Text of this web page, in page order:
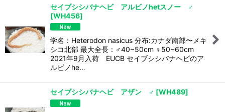
セイブシシバナヘビ アルビノhetスノー ♂
[WH456]
学名：Heterodon nasicus 分布:カナダ南部〜メキ
シコ北部 最大全長：♂40~50cm ♀50~60cm
2021年9月入荷 EUCB セイブシシバナヘビのア
ルビノhe…
セイブシシバナヘビ アザン ♂ [WH489]